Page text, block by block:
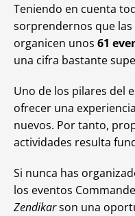
Teniendo en cuenta
sorprendernos que las
organicen unos 61
una cifra bastante
Uno de los pilares del
ofrecer una
nuevos. Por tanto,
actividades resulta
Si nunca has
los eventos
Zendikarson una